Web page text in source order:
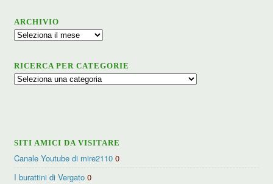
ARCHIVIO
Archivio
RICERCA PER CATEGORIE
Ricerca
SITI AMICI DA VISITARE
Canale Youtube di mire2110 0
I burattini di Vergato 0